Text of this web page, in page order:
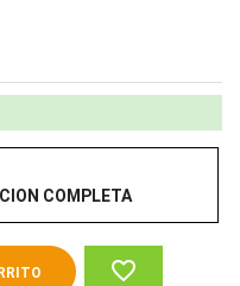
COMPLETA
favorite_border